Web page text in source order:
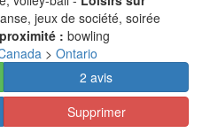
jeux de société, soirée
: bowling
> Ontario
2 avis
Supprimer